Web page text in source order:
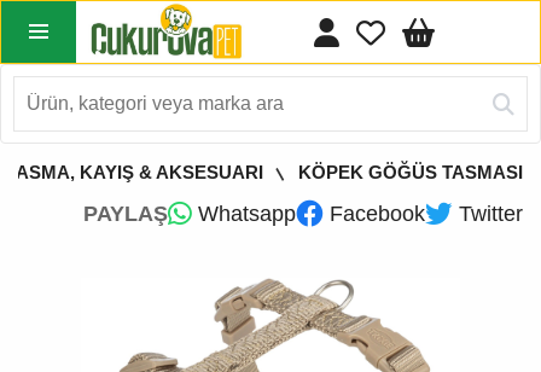
TASMA, KAYIŞ & AKSESUARI KÖPEK GÖĞÜS TASMASI
PAYLAŞ Whatsapp Facebook Twitter